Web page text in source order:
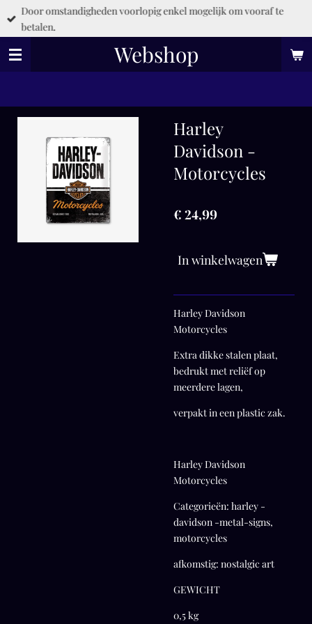
Ga
direct
de
Webshop
Door omstandigheden voorlopig enkel mogelijk om vooraf te
betalen.
Harley
Davidson -
Motorcycles
€ 24,99
In winkelwagen
Harley Davidson
Motorcycles
Extra dikke stalen plaat,
bedrukt met reliëf op
meerdere lagen,
verpakt in een plastic zak.
Harley Davidson
Motorcycles
Categorieën: harley -
davidson -metal-signs,
motorcycles
afkomstig: nostalgic art
GEWICHT
0,5 kg